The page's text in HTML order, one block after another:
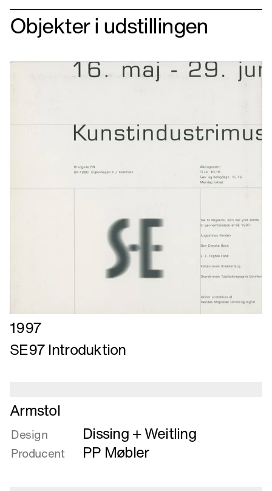
Objekter i udstillingen
Læs
mere
om
1997
SE97 Introduktion
Læs
mere
om
Armstol
Armstol
Design Dissing + Weitling
Producent PP Møbler